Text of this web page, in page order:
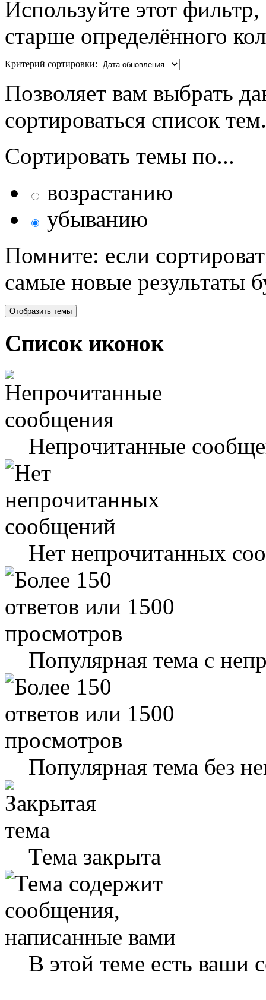
Используйте этот
старше определённого
Критерий сортировки:
Позволяет вам выбрать
сортироваться список тем.
Сортировать темы по...
возрастанию
убыванию
Помните: если
самые новые результаты
Список иконок
Непрочитанные
Нет непрочитанных
Популярная тема с
Популярная тема без
Тема закрыта
В этой теме есть ваши